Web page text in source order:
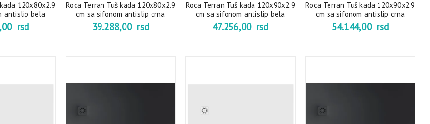
120x80x2.9
antislip bela
rsd
Roca Terran Tuš kada 120x80x2.9
cm sa sifonom antislip crna
39.288,00 rsd
Roca Terran Tuš kada 120x90x2.9
cm sa sifonom antislip bela
47.256,00 rsd
Roca Terran Tuš kada 120x90x2.9
cm sa sifonom antislip crna
54.144,00 rsd